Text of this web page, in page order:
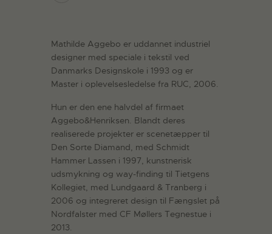
Mathilde Aggebo er uddannet industriel
designer med speciale i tekstil ved
Danmarks Designskole i 1993 og er
Master i oplevelsesledelse fra RUC, 2006.
Hun er den ene halvdel af firmaet
Aggebo&Henriksen. Blandt deres
realiserede projekter er scenetæpper til
Den Sorte Diamand, med Schmidt
Hammer Lassen i 1997, kunstnerisk
udsmykning og way-finding til Tietgens
Kollegiet, med Lundgaard & Tranberg i
2006 og integreret design til Fængslet på
Nordfalster med CF Møllers Tegnestue i
2013.